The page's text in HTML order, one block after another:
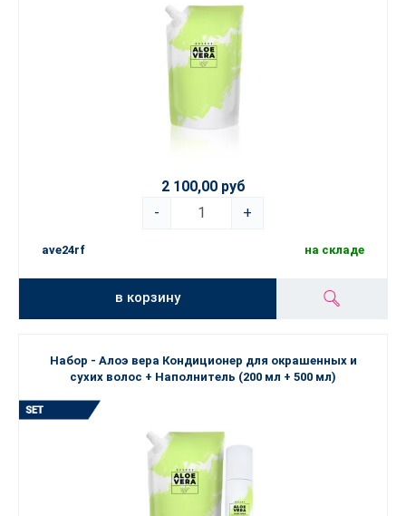
2 100,00 руб
-
+
ave24rf на складе
в корзину
Набор - Алоэ вера Кондиционер для окрашенных и
сухих волос + Наполнитель (200 мл + 500 мл)